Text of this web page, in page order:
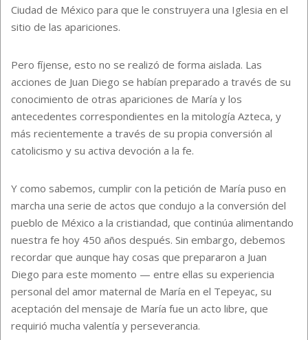
Ciudad de México para que le construyera una Iglesia en el
sitio de las apariciones.
Pero fíjense, esto no se realizó de forma aislada. Las
acciones de Juan Diego se habían preparado a través de su
conocimiento de otras apariciones de María y los
antecedentes correspondientes en la mitología Azteca, y
más recientemente a través de su propia conversión al
catolicismo y su activa devoción a la fe.
Y como sabemos, cumplir con la petición de María puso en
marcha una serie de actos que condujo a la conversión del
pueblo de México a la cristiandad, que continúa alimentando
nuestra fe hoy 450 años después. Sin embargo, debemos
recordar que aunque hay cosas que prepararon a Juan
Diego para este momento — entre ellas su experiencia
personal del amor maternal de María en el Tepeyac, su
aceptación del mensaje de María fue un acto libre, que
requirió mucha valentía y perseverancia.